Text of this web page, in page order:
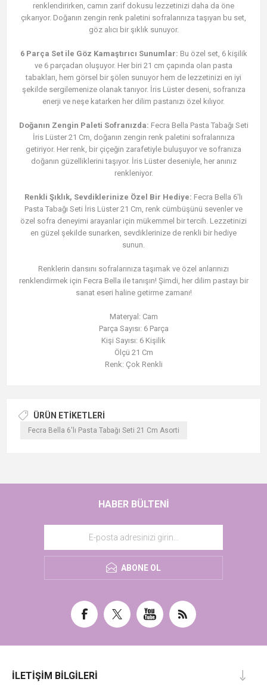
renklendirirken, camın zarif dokusu lezzetinizi daha da öne
çıkarıyor. Doğanın zengin renk paletini sofralarınıza taşıyan bu set,
göz alıcı bir şıklık sunuyor.
6 Parça Set ile Göz Kamaştırıcı Sunumlar: Bu özel set, 6 kişilik
ve 6 parçadan oluşuyor. Her biri 21 cm çapında olan pasta
tabakları, hem görsel bir şölen sunuyor hem de lezzetinizi en iyi
şekilde sergilemenize olanak tanıyor. İris Lüster deseni, sofranıza
enerji ve neşe katarken her dilim pastanızı özel kılıyor.
Doğanın Zengin Paleti Sofranızda: Fecra Bella Pasta Tabağı Seti
İris Lüster 21 Cm, doğanın zengin renk paletini sofralarınıza
getiriyor. Her renk, bir çiçeğin zarafetiyle buluşuyor ve sofranıza
doğanın güzelliklerini taşıyor. İris Lüster deseniyle, her anınız
renkleniyor.
Renkli Şıklık, Sevdiklerinize Özel Bir Hediye: Fecra Bella 6'lı
Pasta Tabağı Seti İris Lüster 21 Cm, renk cümbüşünü sevenler ve
özel sofra deneyimi arayanlar için mükemmel bir tercih. Lezzetinizi
en güzel şekilde sunarken, sevdiklerinize de renkli bir hediye
sunun.
Renklerin dansını sofralarınıza taşımak ve özel anlarınızı
renklendirmek için Fecra Bella ile tanışın! Şimdi, her dilim pastayı bir
sanat eseri haline getirme zamanı!
Materyal: Cam
Parça Sayısı: 6 Parça
Kişi Sayısı: 6 Kişilik
Ölçü 21 Cm
Renk: Çok Renkli
ÜRÜN ETIKETLERI
Fecra Bella 6'lı Pasta Tabağı Seti 21 Cm Asorti
HABER BÜLTENI
ABONE OL
İLETIŞIM BILGILERI